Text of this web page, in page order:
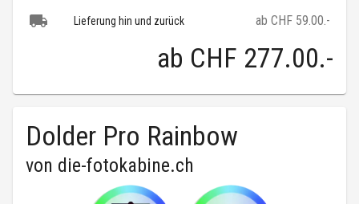
Lieferung hin und zurück ab CHF 59.00.-
ab CHF 277.00.-
Dolder Pro Rainbow
von die-fotokabine.ch